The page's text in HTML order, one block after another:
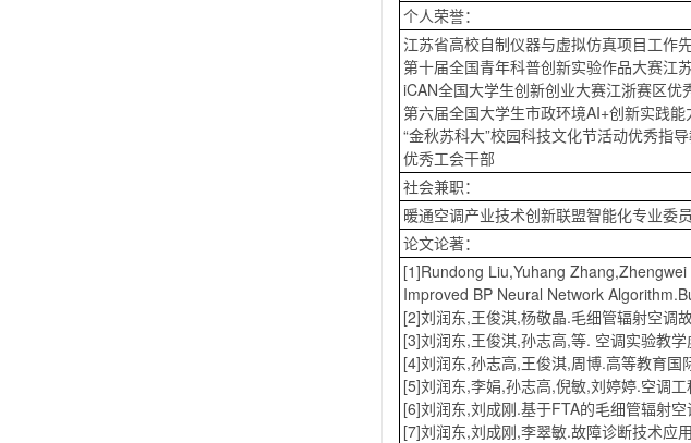
个人荣誉：
江苏省高校自制仪器与虚拟仿真项目工作
第十届全国青年科普创新实验作品大赛江
iCAN全国大学生创新创业大赛江浙赛区优
第六届全国大学生市政环境AI+创新实践
“金秋苏科大”校园科技文化节活动优秀指
优秀工会干部
社会兼职：
暖通空调产业技术创新联盟智能化专业委
论文论著：
[1]Rundong Liu,Yuhang
Improved BP Neural Network
[2]刘润东,王俊淇,杨敬晶.毛细管辐射空调
[3]刘润东,王俊淇,孙志高,等. 空调实验教
[4]刘润东,孙志高,王俊淇,周博.高等教育
[5]刘润东,李娟,孙志高,倪敏,刘婷婷.空调
[6]刘润东,刘成刚.基于FTA的毛细管辐射
[7]刘润东,刘成刚,李翠敏.故障诊断技术应